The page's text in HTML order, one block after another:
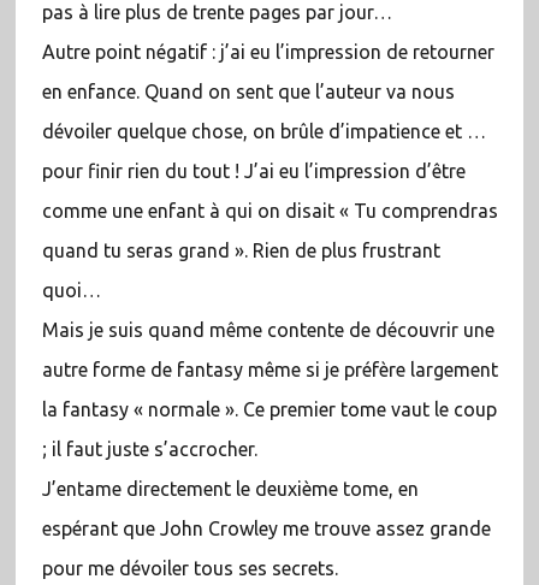
pas à lire plus de trente pages par jour…
Autre point négatif : j’ai eu l’impression de retourner
en enfance. Quand on sent que l’auteur va nous
dévoiler quelque chose, on brûle d’impatience et …
pour finir rien du tout ! J’ai eu l’impression d’être
comme une enfant à qui on disait « Tu comprendras
quand tu seras grand ». Rien de plus frustrant
quoi…
Mais je suis quand même contente de découvrir une
autre forme de fantasy même si je préfère largement
la fantasy « normale ». Ce premier tome vaut le coup
; il faut juste s’accrocher.
J’entame directement le deuxième tome, en
espérant que John Crowley me trouve assez grande
pour me dévoiler tous ses secrets.